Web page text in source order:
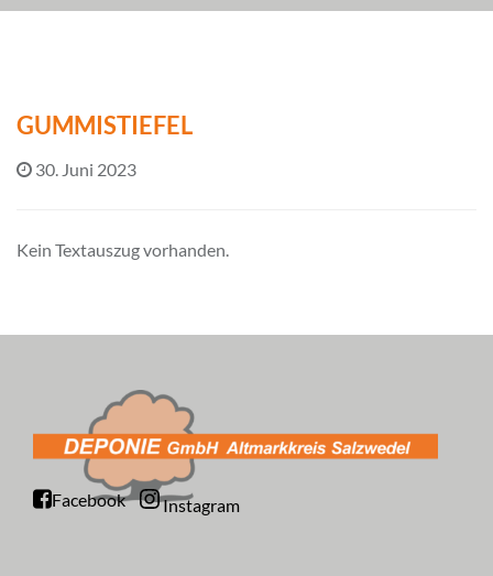
GUMMISTIEFEL
30. Juni 2023
Kein Textauszug vorhanden.
Facebook Instagram